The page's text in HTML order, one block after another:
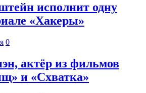
исполнит одну
«Хакеры»
0
актёр из фильмов
и «Схватка»